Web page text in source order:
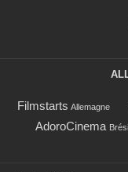
Filmstarts Allemagne
AdoroCinema